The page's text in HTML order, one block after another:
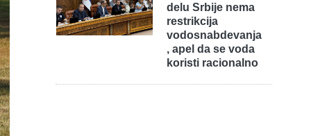
delu Srbije nema
restrikcija
vodosnabdevanja
, apel da se voda
koristi racionalno